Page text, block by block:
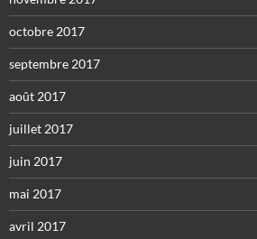
octobre 2017
septembre 2017
août 2017
juillet 2017
juin 2017
mai 2017
avril 2017